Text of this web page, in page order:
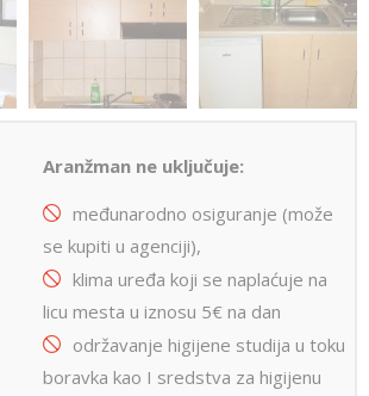
Aranžman ne uključuje:
međunarodno osiguranje (može
se kupiti u agenciji),
klima uređa koji se naplaćuje na
licu mesta u iznosu 5€ na dan
održavanje higijene studija u toku
boravka kao I sredstva za higijenu